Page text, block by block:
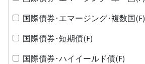
国際債券･エマージング･複数国(F)
国際債券･短期債(F)
国際債券･ハイイールド債(F)